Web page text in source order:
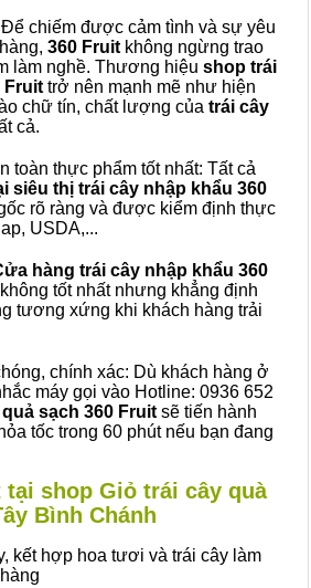
chiếm được cảm tình và sự yêu
360 Fruit không ngừng trao
làm nghề. Thương hiệu shop trái
Fruit trở nên mạnh mẽ như hiện
chữ tín, chất lượng của trái cây
cả.
toàn thực phẩm tốt nhất: Tất cả
siêu thị trái cây nhập khẩu 360
rõ ràng và được kiểm định thực
USDA,...
hàng trái cây nhập khẩu 360
tốt nhất nhưng khẳng định
tương xứng khi khách hàng trải
chính xác: Dù khách hàng ở
máy gọi vào Hotline: 0936 652
sạch 360 Fruit sẽ tiến hành
tốc trong 60 phút nếu bạn đang
tại shop Giỏ trái cây quà
Bình Chánh
kết hợp hoa tươi và trái cây làm